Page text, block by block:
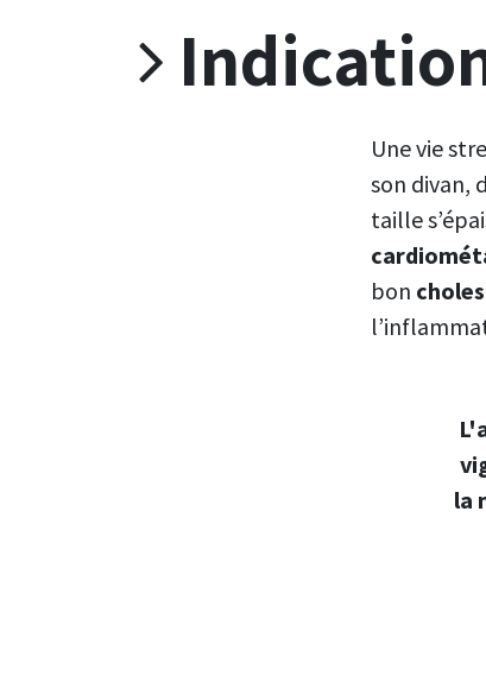
Une vie
son divan,
taille
bon
la